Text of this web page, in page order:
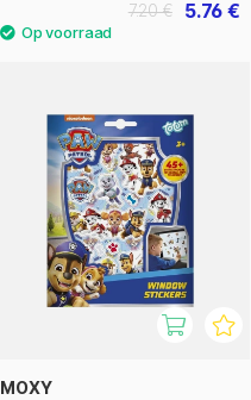
5.76 €
7.20 €
MOXY